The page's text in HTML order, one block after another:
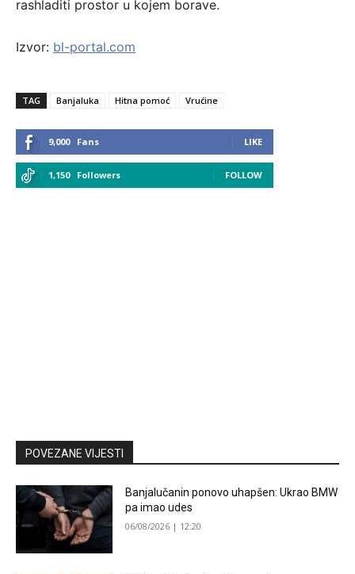
rashladiti prostor u kojem borave.
Izvor: bl-portal.com
TAG Banjaluka Hitna pomoć Vrućine
9,000 Fans LIKE
1,150 Followers FOLLOW
POVEZANE VIJESTI
Banjalučanin ponovo uhapšen: Ukrao BMW
pa imao udes
06/08/2026 | 12:20